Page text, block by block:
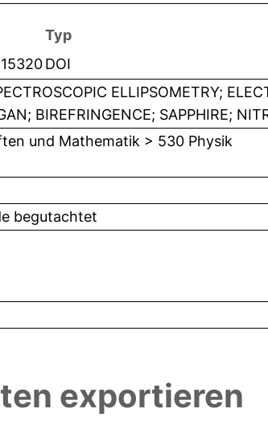
Typ
DOI
ELLIPSOMETRY;
BIREFRINGENCE; SAPPHIRE;
und Mathematik > 530 Physik
begutachtet
exportieren